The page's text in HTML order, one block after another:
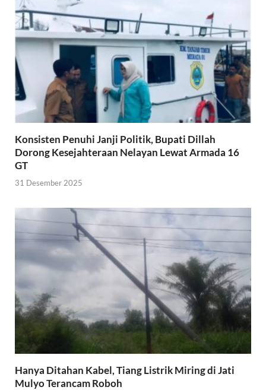
Konsisten Penuhi Janji Politik, Bupati Dillah
Dorong Kesejahteraan Nelayan Lewat Armada 16
GT
31 Desember 2025
Hanya Ditahan Kabel, Tiang Listrik Miring di Jati
Mulyo Terancam Roboh